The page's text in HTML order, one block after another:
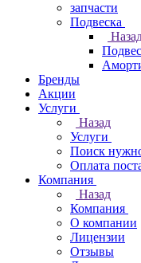
запчасти
Подвеска
Бренды
Акции
Услуги
Назад
Услуги
Поиск
Оплата
Компания
Назад
Компания
О компании
Лицензии
Отзывы